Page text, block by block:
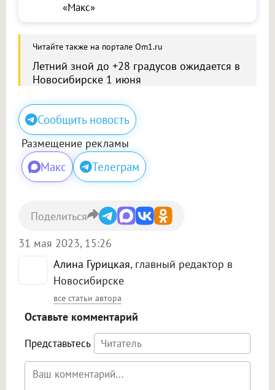
«Макс»
Читайте также на портале Om1.ru
Летний зной до +28 градусов ожидается в
Новосибирске 1 июня
Сообщить новость
Размещение рекламы
Макс Телеграм
Алина Гурицкая, главный редактор в
Новосибирске
все статьи автора
31 мая 2023, 15:26
Поделиться
Оставьте комментарий
Представьтесь